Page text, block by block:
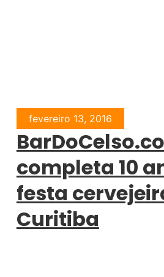
fevereiro 13, 2016
completa 10
festa
Curitiba